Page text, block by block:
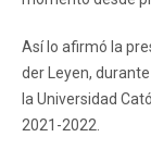
Así lo afirmó la
der Leyen,
la Universidad
2021-2022.